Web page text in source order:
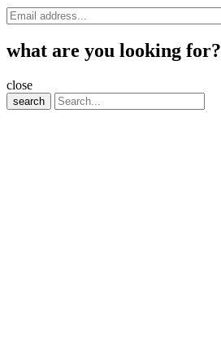
what are you looking for?
close
search